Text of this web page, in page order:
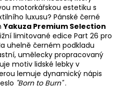
motorkářskou estetiku s
luxusu? Pánské černé
Yakuza Premium Selection
limitované edice Part 26 pro
uhelně černém podkladu
umělecky propracovaný
motiv lidské lebky v
lemuje dynamický nápis
"Born to Burn".